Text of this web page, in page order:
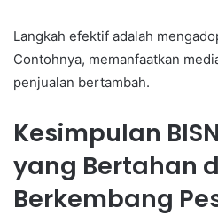
Langkah efektif adalah
Contohnya, memanfaatkan
penjualan bertambah.
Kesimpulan
yang Bertahan
Berkembang